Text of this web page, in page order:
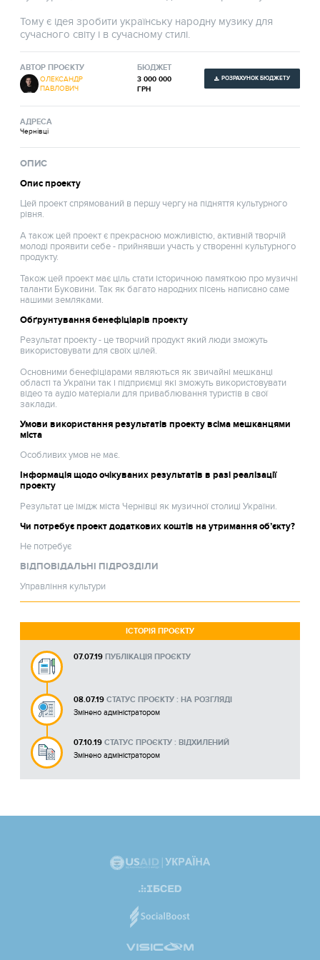
Тому є ідея зробити українську народну музику для
сучасного світу і в сучасному стилі.
АВТОР ПРОЄКТУ
ОЛЕКСАНДР
ПАВЛОВИЧ
БЮДЖЕТ
3 000 000
ГРН
РОЗРАХУНОК БЮДЖЕТУ
АДРЕСА
Чернівці
ОПИС
Опис проекту
Цей проект спрямований в першу чергу на підняття культурного
рівня.
А також цей проект є прекрасною можливістю, активній творчій
молоді проявити себе - прийнявши участь у створенні культурного
продукту.
Також цей проект має ціль стати історичною памяткою про музичні
таланти Буковини. Так як багато народних пісень написано саме
нашими земляками.
Обґрунтування бенефіціарів проекту
Результат проекту - це творчий продукт який люди зможуть
використовувати для своїх цілей.
Основними бенефіціарами являються як звичайні мешканці
області та України так і підприємці які зможуть використовувати
відео та аудіо матеріали для приваблювання туристів в свої
заклади.
Умови використання результатів проекту всіма мешканцями
міста
Особливих умов не має.
Інформація щодо очікуваних результатів в разі реалізації
проекту
Результат це імідж міста Чернівці як музичної столиці України.
Чи потребує проект додаткових коштів на утримання об’єкту?
Не потребує
ВІДПОВІДАЛЬНІ ПІДРОЗДІЛИ
Управління культури
ІСТОРІЯ ПРОЄКТУ
07.07.19 ПУБЛІКАЦІЯ ПРОЄКТУ
08.07.19 СТАТУС ПРОЄКТУ : НА РОЗГЛЯДІ
Змінено адміністратором
07.10.19 СТАТУС ПРОЄКТУ : ВІДХИЛЕНИЙ
Змінено адміністратором